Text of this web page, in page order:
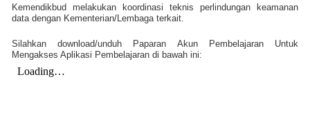
Kemendikbud melakukan koordinasi teknis perlindungan keamanan
data dengan Kementerian/Lembaga terkait.
Silahkan download/unduh Paparan Akun Pembelajaran Untuk
Mengakses Aplikasi Pembelajaran di bawah ini: